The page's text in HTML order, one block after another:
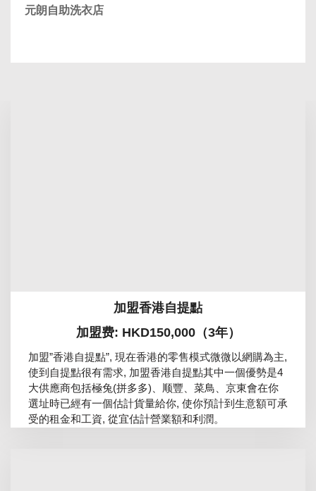
元朗自助洗衣店
加盟香港自提點
加盟费: HKD150,000（3年）
加盟”香港自提點”, 現在香港的零售模式微微以網購為主,
使到自提點很有需求, 加盟香港自提點其中一個優勢是4
大供應商包括極兔(拼多多)、顺豐、菜鳥、京東會在你
選址時已經有一個估計貨量給你, 使你預計到生意額可承
受的租金和工資, 從宜估計營業額和利潤。